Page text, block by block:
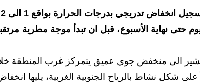
حتى نهاية الأسبوع، قبل ان تبدأ موجة مطرية
على شكل نشاط بالرياح الجنوبية الغربية، يليها